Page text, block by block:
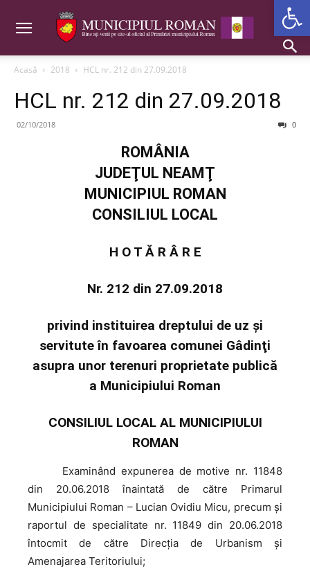
Acasă 2018 HCL nr. 212 din 27.09.2018
HCL nr. 212 din 27.09.2018
02/10/2018 0
ROMÂNIA
JUDEŢUL NEAMŢ
MUNICIPIUL ROMAN
CONSILIUL LOCAL
H O T Ă R Â R E
Nr. 212 din 27.09.2018
privind instituirea dreptului de uz şi
servitute în favoarea comunei Gâdinţi
asupra unor terenuri proprietate publică
a Municipiului Roman
CONSILIUL LOCAL AL MUNICIPIULUI
ROMAN
Examinând expunerea de motive nr. 11848
din 20.06.2018 înaintată de către Primarul
Municipiului Roman – Lucian Ovidiu Micu, precum şi
raportul de specialitate nr. 11849 din 20.06.2018
întocmit de către Direcţia de Urbanism şi
Amenajarea Teritoriului;